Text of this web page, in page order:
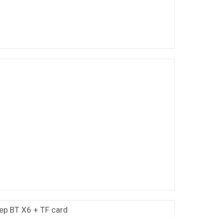
BT X6 + TF card